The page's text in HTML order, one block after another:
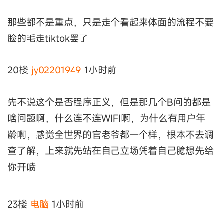
那些都不是重点，只是走个看起来体面的流程不要
脸的毛走tiktok罢了
20楼 jy02201949 1小时前
先不说这个是否程序正义，但是那几个B问的都是
啥问题啊，什么连不连WIFI啊，为什么有用户年
龄啊，感觉全世界的官老爷都一个样，根本不去调
查了解，上来就先站在自己立场凭着自己臆想先给
你开喷
23楼 电脑 1小时前